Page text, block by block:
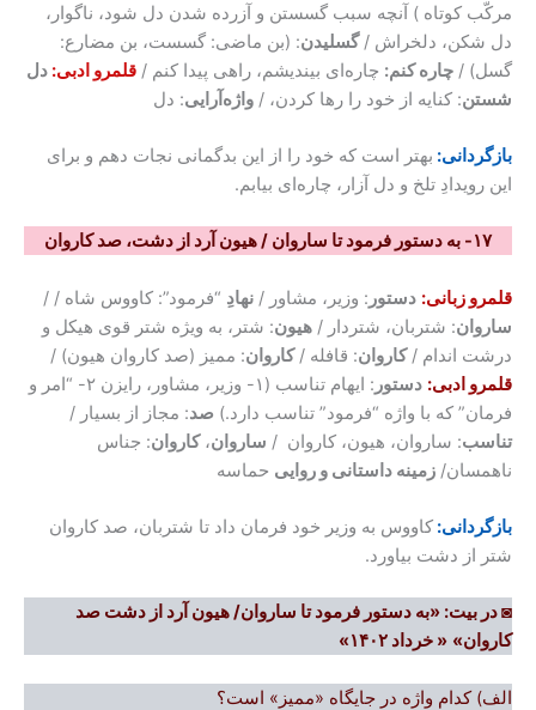
مرکّب کوتاه ) آنچه سبب گسستن و آزرده شدن دل شود، ناگوار،
دل شکن، دلخراش /گسلیدن: (بن ماضی: گسست، بن مضارع:
گسل) / چاره کنم: چاره‌ای بیندیشم، راهی پیدا کنم / قلمرو ادبی: دل
شستن: کنایه از خود را رها کردن، / واژه‌آرایی: دل
بازگردانی: بهتر است که خود را از این بدگمانی نجات دهم و برای
این رویدادِ تلخ و دل آزار، چاره‌ای بیابم.
۱۷- به دستور فرمود تا ساروان / هیون آرد از دشت، صد کاروان
قلمرو زبانی: دستور : وزیر، مشاور / نهادِ “فرمود”: کاووس شاه / /
ساروان: شتربان، شتردار / هیون: شتر، به ویژه شتر قوی هیکل و
درشت اندام /کاروان: قافله /کاروان: ممیز (صد کاروان هیون) /
قلمرو ادبی: دستور
: ایهام تناسب (۱- وزیر، مشاور، رایزن ۲- “امر و
فرمان” که با واژه “فرمود” تناسب دارد.) صد: مجاز از بسیار /
تناسب: ساروان، هیون، کاروان / ساروان،کاروان: جناس
ناهمسان/ زمینه داستانی و روایی حماسه
بازگردانی: کاووس به وزیر خود فرمان داد تا شتربان، صد کاروان
شتر از دشت بیاورد.
◙در بیت: «به دستور فرمود تا ساروان/ هیون آرد از دشت صد
کاروان» « خرداد ۱۴۰۲»
الف) کدام واژه در جایگاه «ممیز» است؟